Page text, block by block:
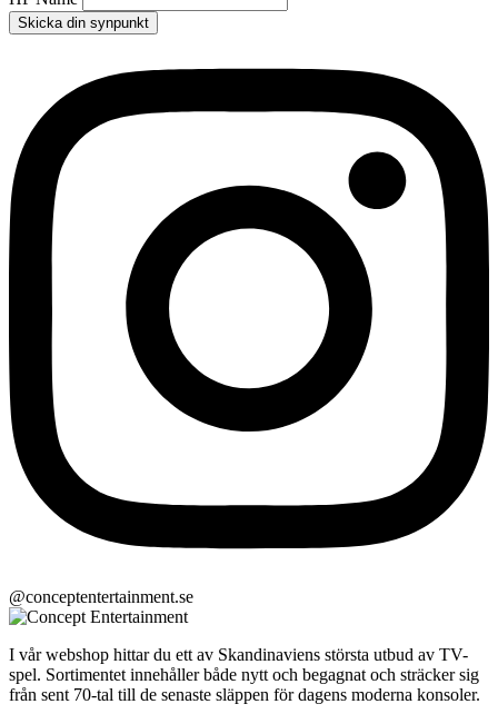
Skicka din synpunkt
@conceptentertainment.se
I vår webshop hittar du ett av Skandinaviens största utbud av TV-
spel. Sortimentet innehåller både nytt och begagnat och sträcker sig
från sent 70-tal till de senaste släppen för dagens moderna konsoler.